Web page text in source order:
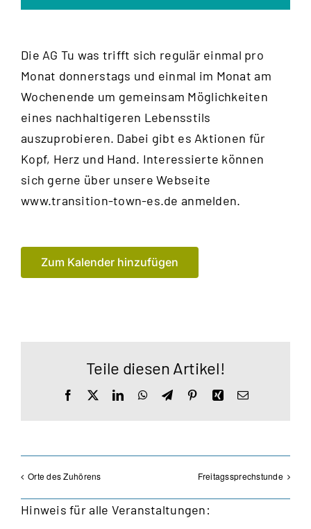
Die AG Tu was trifft sich regulär einmal pro
Monat donnerstags und einmal im Monat am
Wochenende um gemeinsam Möglichkeiten
eines nachhaltigeren Lebensstils
auszuprobieren. Dabei gibt es Aktionen für
Kopf, Herz und Hand. Interessierte können
sich gerne über unsere Webseite
www.transition-town-es.de anmelden.
Zum Kalender hinzufügen
Teile diesen Artikel!
Facebook LinkedInWhatsApp
TelegramPinterestXingE-
Orte des Zuhörens Freitagssprechstunde
Hinweis für alle Veranstaltungen: